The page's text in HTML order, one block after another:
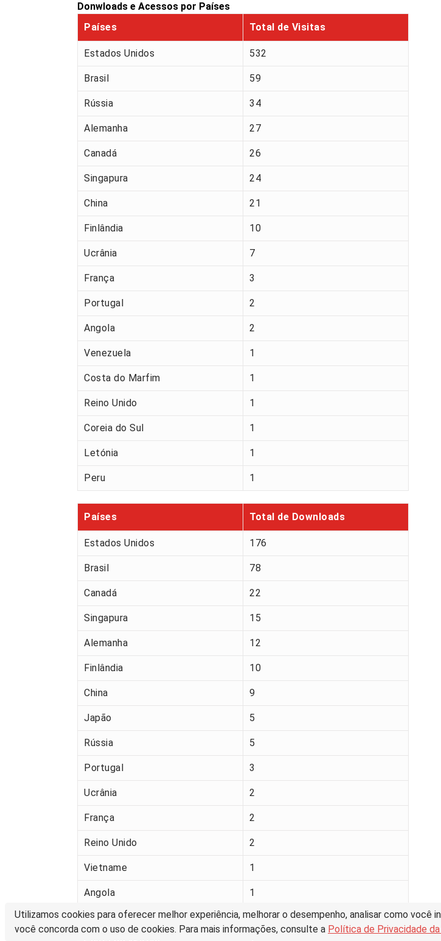
Utilizamos cookies para oferecer melhor experiência, melhorar o desempenho, analisar como
você concorda com o uso de cookies. Para mais informações, consulte a Política de Privacidade da
Donwloads e Acessos por Países
Países
Total de Visitas
Estados Unidos 532
Brasil 59
Rússia 34
Alemanha 27
Canadá 26
Singapura 24
China 21
Finlândia 10
Ucrânia 7
França 3
Portugal 2
Angola 2
Venezuela 1
Costa do Marfim 1
Reino Unido 1
Coreia do Sul 1
Letónia 1
Peru 1
Países Total de Downloads
Estados Unidos 176
Brasil 78
Canadá 22
Singapura 15
Alemanha 12
Finlândia 10
China 9
Japão 5
Rússia 5
Portugal 3
Ucrânia 2
França 2
Reino Unido 2
Vietname 1
Angola 1
Suíça 1